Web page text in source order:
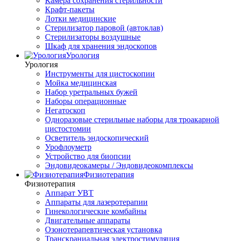
Крафт-пакеты
Лотки медицинские
Стерилизатор паровой (автоклав)
Стерилизаторы воздушные
Шкаф для хранения эндоскопов
Урология
Урология
Инструменты для цистоскопии
Мойка медицинская
Набор уретральных бужей
Наборы операционные
Негатоскоп
Одноразовые стерильные наборы для троакарной
цистостомии
Осветитель эндоскопический
Урофлоуметр
Устройство для биопсии
Эндовидеокамеры / Эндовидеокомплексы
Физиотерапия
Физиотерапия
Аппарат УВТ
Аппараты для лазеротерапии
Гинекологические комбайны
Двигательные аппараты
Озонотерапевтическая установка
Транскраниальная электростимуляция